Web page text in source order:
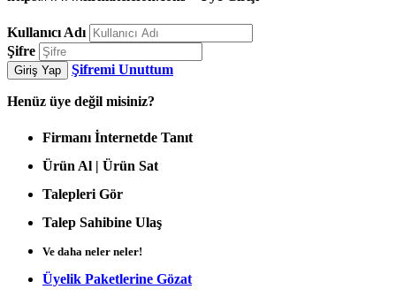
Kullanıcı Adı
Şifre
Giriş Yap Şifremi Unuttum
Henüz üye değil misiniz?
Firmanı İnternetde Tanıt
Ürün Al | Ürün Sat
Talepleri Gör
Talep Sahibine Ulaş
Ve daha neler neler!
Üyelik Paketlerine Gözat